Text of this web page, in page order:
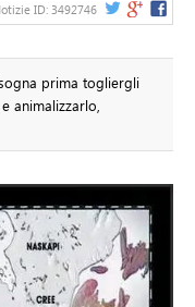
ID: 3492746
prima togliergli
animalizzarlo,